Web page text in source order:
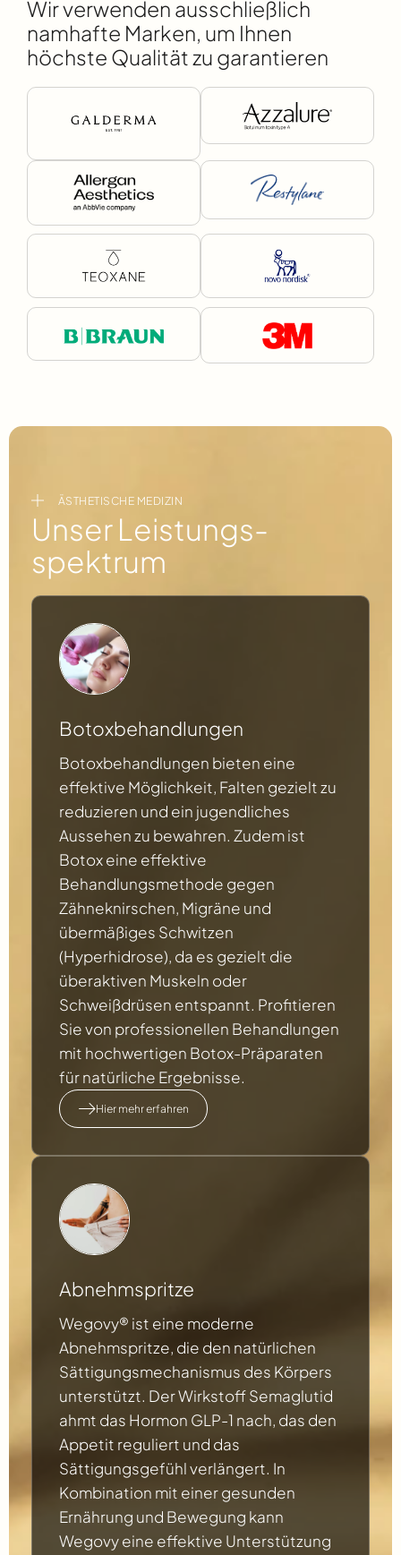
Wir verwenden ausschließlich
namhafte Marken, um Ihnen
höchste Qualität zu garantieren
ÄSTHETISCHE MEDIZIN
Unser Leistungs­
spektrum
Botoxbehandlungen
Botoxbehandlungen bieten eine
effektive Möglichkeit, Falten gezielt zu
reduzieren und ein jugendliches
Aussehen zu bewahren. Zudem ist
Botox eine effektive
Behandlungsmethode gegen
Zähneknirschen, Migräne und
übermäßiges Schwitzen
(Hyperhidrose), da es gezielt die
überaktiven Muskeln oder
Schweißdrüsen entspannt. Profitieren
Sie von professionellen Behandlungen
mit hochwertigen Botox-Präparaten
für natürliche Ergebnisse.
Hier mehr erfahren
Abnehmspritze
Wegovy® ist eine moderne
Abnehmspritze, die den natürlichen
Sättigungsmechanismus des Körpers
unterstützt. Der Wirkstoff Semaglutid
ahmt das Hormon GLP-1 nach, das den
Appetit reguliert und das
Sättigungsgefühl verlängert. In
Kombination mit einer gesunden
Ernährung und Bewegung kann
Wegovy eine effektive Unterstützung